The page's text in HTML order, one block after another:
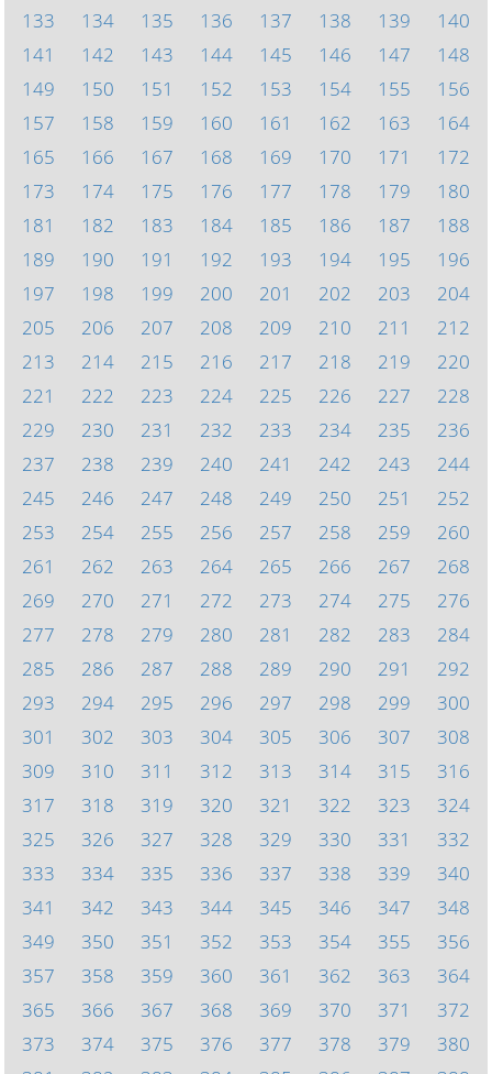
133
134 135 136 137 138 139
140
141
142 143 144 145 146 147
148
149
150 151 152 153 154 155
156
157
158 159 160 161 162 163
164
165
166 167 168 169 170 171
172
173
174 175 176 177 178 179
180
181
182 183 184 185 186 187
188
189
190 191 192 193 194 195
196
197
198 199 200 201 202 203
204
205
206 207 208 209 210 211
212
213
214 215 216 217 218 219
220
221
222 223 224 225 226 227
228
229
230 231 232 233 234 235
236
237
238 239 240 241 242 243
244
245
246 247 248 249 250 251
252
253
254 255 256 257 258 259
260
261
262 263 264 265 266 267
268
269
270 271 272 273 274 275
276
277
278 279 280 281 282 283
284
285
286 287 288 289 290 291
292
293
294 295 296 297 298 299
300
301
302 303 304 305 306 307
308
309
310 311 312 313 314 315
316
317
318 319 320 321 322 323
324
325
326 327 328 329 330 331
332
333
334 335 336 337 338 339
340
341
342 343 344 345 346 347
348
349
350 351 352 353 354 355
356
357
358 359 360 361 362 363
364
365
366 367 368 369 370 371
372
373
374 375 376 377 378 379
380